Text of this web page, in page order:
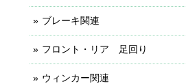
ブレーキ関連
フロント・リア 足回り
ウィンカー関連